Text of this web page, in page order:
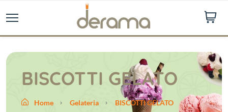
BISCOTTI GELATO
Home Gelateria BISCOTTI GELATO